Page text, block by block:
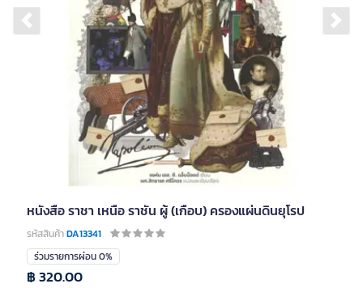
Previous slide
หนังสือ ราชา เหนือ ราชัน ผู้ (เกือบ) ครองแผ่นดินยุโรป
รหัสสินค้าDA13341
ร่วมรายการผ่อน 0%
฿ 320.00